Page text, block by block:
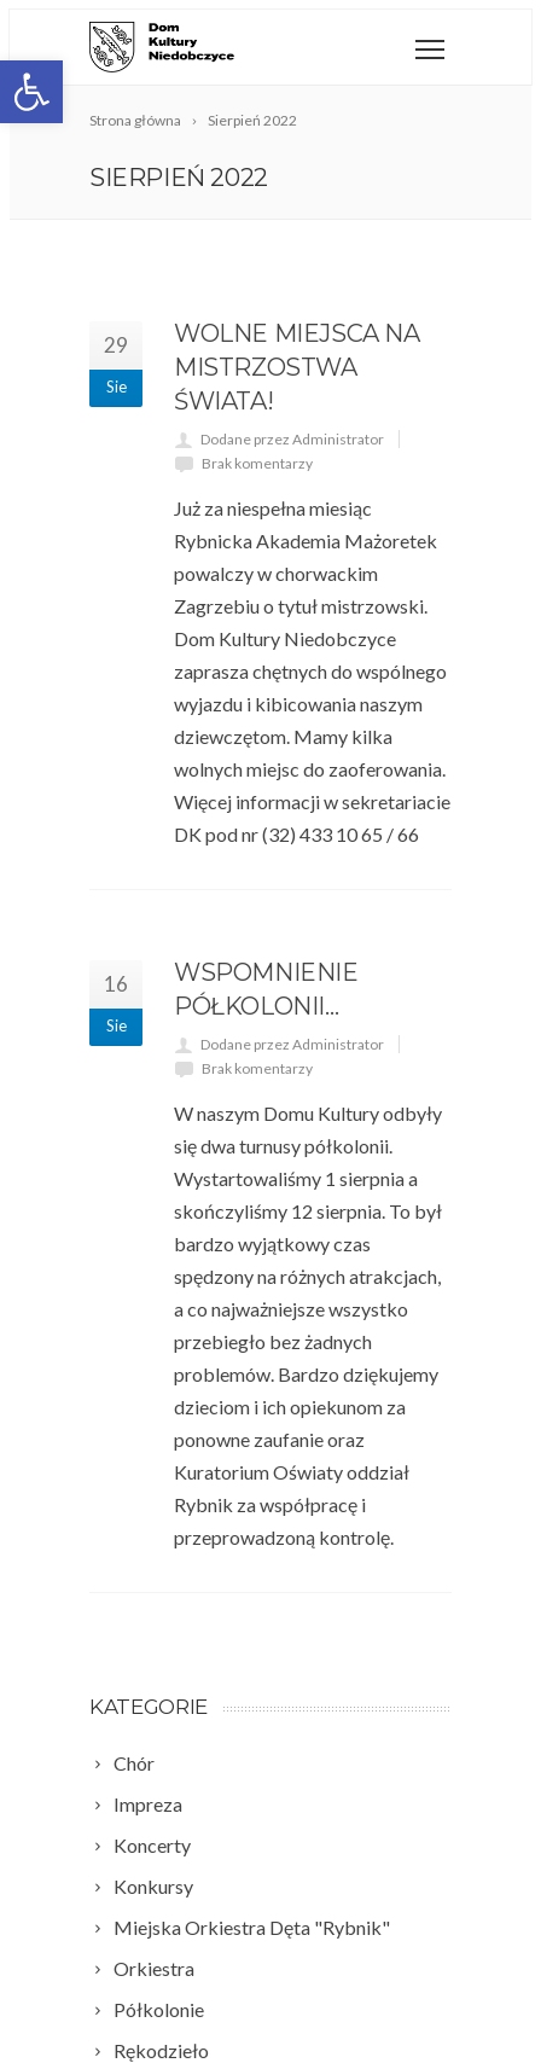
Open toolbar
Strona główna Sierpień 2022
SIERPIEŃ 2022
29
Sie
WOLNE MIEJSCA NA
MISTRZOSTWA
ŚWIATA!
Dodane przez Administrator
Brak komentarzy
Już za niespełna miesiąc
Rybnicka Akademia Mażoretek
powalczy w chorwackim
Zagrzebiu o tytuł mistrzowski.
Dom Kultury Niedobczyce
zaprasza chętnych do wspólnego
wyjazdu i kibicowania naszym
dziewczętom. Mamy kilka
wolnych miejsc do zaoferowania.
Więcej informacji w sekretariacie
DK pod nr (32) 433 10 65 / 66
16
Sie
WSPOMNIENIE
PÓŁKOLONII…
Dodane przez Administrator
Brak komentarzy
W naszym Domu Kultury odbyły
się dwa turnusy półkolonii.
Wystartowaliśmy 1 sierpnia a
skończyliśmy 12 sierpnia. To był
bardzo wyjątkowy czas
spędzony na różnych atrakcjach,
a co najważniejsze wszystko
przebiegło bez żadnych
problemów. Bardzo dziękujemy
dzieciom i ich opiekunom za
ponowne zaufanie oraz
Kuratorium Oświaty oddział
Rybnik za współpracę i
przeprowadzoną kontrolę.
KATEGORIE
Chór
Impreza
Koncerty
Konkursy
Miejska Orkiestra Dęta "Rybnik"
Orkiestra
Półkolonie
Rękodzieło